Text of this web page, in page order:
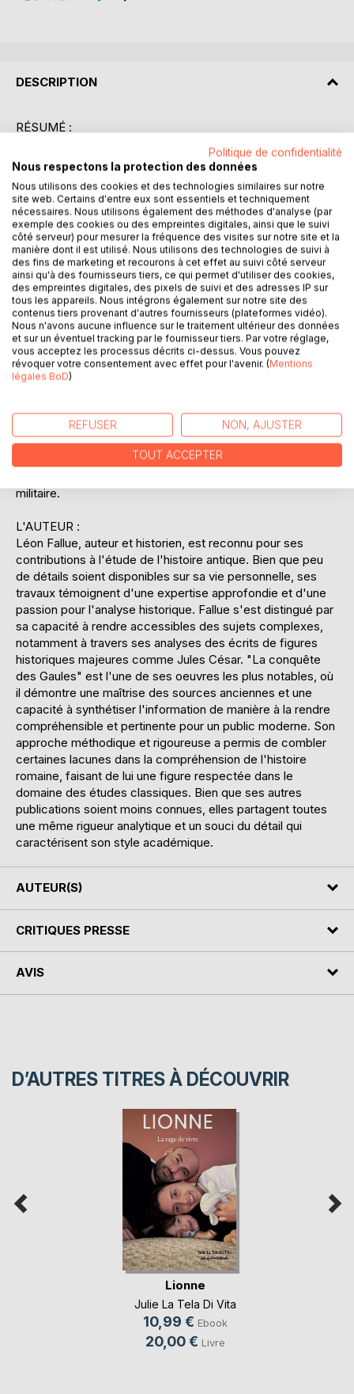
DESCRIPTION
RÉSUMÉ :
"La conquête des Gaules" de Léon Fallue est une analyse
profonde et méthodique des célèbres commentaires de
Jules César. Ce livre explore les stratégies militaires, les
interactions politiques et les implications culturelles de la
conquête romaine de la Gaule. Fallue décortique les récits
de César avec une approche académique, offrant au
lecteur une perspective éclairée sur les tactiques de
guerre et les décisions politiques qui ont façonné cette
période cruciale de l'histoire européenne. En mettant en
lumière les détails souvent négligés, l'auteur révèle
comment César a réussi à imposer la domination romaine
sur les tribus gauloises. L'ouvrage ne se contente pas de
relater les événements historiques, il analyse également les
motivations et les conséquences de la conquête, offrant
une compréhension nuancée de l'expansion romaine.
durable de la romanisation sur la culture gauloise et
l'Europe moderne. En combinant rigueur historique et clarté
narrative, Fallue rend accessible un chapitre complexe de
l'histoire, faisant de cet ouvrage une lecture indispensable
militaire.
L'AUTEUR :
Léon Fallue, auteur et historien, est reconnu pour ses
contributions à l'étude de l'histoire antique. Bien que peu
de détails soient disponibles sur sa vie personnelle, ses
travaux témoignent d'une expertise approfondie et d'une
passion pour l'analyse historique. Fallue s'est distingué par
sa capacité à rendre accessibles des sujets complexes,
notamment à travers ses analyses des écrits de figures
historiques majeures comme Jules César. "La conquête
des Gaules" est l'une de ses oeuvres les plus notables, où
il démontre une maîtrise des sources anciennes et une
capacité à synthétiser l'information de manière à la rendre
compréhensible et pertinente pour un public moderne. Son
approche méthodique et rigoureuse a permis de combler
certaines lacunes dans la compréhension de l'histoire
romaine, faisant de lui une figure respectée dans le
domaine des études classiques. Bien que ses autres
publications soient moins connues, elles partagent toutes
une même rigueur analytique et un souci du détail qui
caractérisent son style académique.
AUTEUR(S)
CRITIQUES PRESSE
AVIS
D’AUTRES TITRES À DÉCOUVRIR
Lionne
Julie La Tela Di Vita
10,99 € Ebook
20,00 € Livre
Politique de confidentialité
Nous respectons la protection des données
Nous utilisons des cookies et des technologies similaires sur notre
site web. Certains d'entre eux sont essentiels et techniquement
nécessaires. Nous utilisons également des méthodes d'analyse (par
exemple des cookies ou des empreintes digitales, ainsi que le suivi
côté serveur) pour mesurer la fréquence des visites sur notre site et la
manière dont il est utilisé. Nous utilisons des technologies de suivi à
des fins de marketing et recourons à cet effet au suivi côté serveur
ainsi qu'à des fournisseurs tiers, ce qui permet d'utiliser des cookies,
des empreintes digitales, des pixels de suivi et des adresses IP sur
tous les appareils. Nous intégrons également sur notre site des
contenus tiers provenant d'autres fournisseurs (plateformes vidéo).
Nous n'avons aucune influence sur le traitement ultérieur des données
et sur un éventuel tracking par le fournisseur tiers. Par votre réglage,
vous acceptez les processus décrits ci-dessus. Vous pouvez
révoquer votre consentement avec effet pour l'avenir. (Mentions
légales BoD)
REFUSER NON, AJUSTER
TOUT ACCEPTER